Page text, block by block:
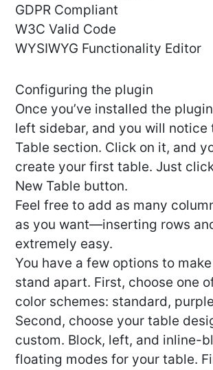
GDPR Compliant
W3C Valid Code
WYSIWYG Functionality Editor
Configuring the plugin
Once you’ve installed the
left sidebar, and you will notice
Table section. Click on it, and
create your first table. Just
New Table button.
Feel free to add as many
as you want—inserting rows
extremely easy.
You have a few options to
stand apart. First, choose one
color schemes: standard,
Second, choose your table
custom. Block, left, and inline-
floating modes for your table.